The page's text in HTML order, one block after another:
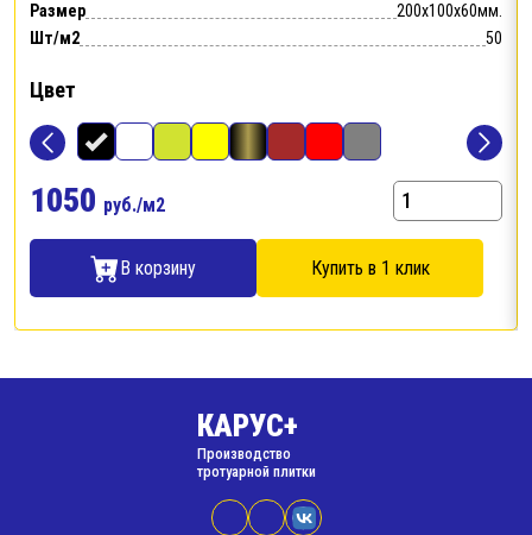
Размер
200x100x60мм.
Шт/м2
50
Цвет
1050 руб./м2
В корзину Купить в 1 клик
КАРУС+
Производство
тротуарной плитки